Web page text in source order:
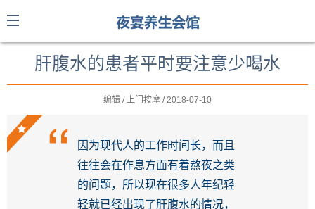
肝腹水的患者平时要注意少喝水
编辑 / 上门按摩 / 2018-07-10
因为现代人的工作时间长，而且
往往会在作息方面有着熬夜之类
的问题，所以现在很多人年纪轻
轻就已经出现了肝腹水的情况，